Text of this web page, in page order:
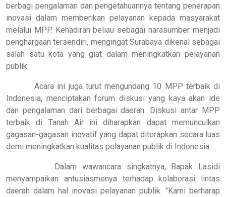
berbagi pengalaman dan pengetahuannya tentang penerapan
inovasi dalam memberikan pelayanan kepada masyarakat
melalui MPP. Kehadiran beliau sebagai narasumber menjadi
penghargaan tersendiri, mengingat Surabaya dikenal sebagai
salah satu kota yang giat dalam meningkatkan pelayanan
publik.
Acara ini juga turut mengundang 10 MPP terbaik di
Indonesia, menciptakan forum diskusi yang kaya akan ide
dan pengalaman dari berbagai daerah. Diskusi antar MPP
terbaik di Tanah Air ini diharapkan dapat memunculkan
gagasan-gagasan inovatif yang dapat diterapkan secara luas
demi meningkatkan kualitas pelayanan publik di Indonesia.
Dalam wawancara singkatnya, Bapak Lasidi
menyampaikan antusiasmenya terhadap kolaborasi lintas
daerah dalam hal inovasi pelayanan publik. "Kami berharap